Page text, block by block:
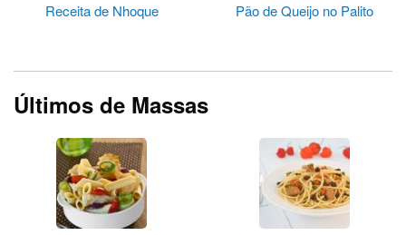
Receita de Nhoque Pão de Queijo no Palito
Últimos de Massas